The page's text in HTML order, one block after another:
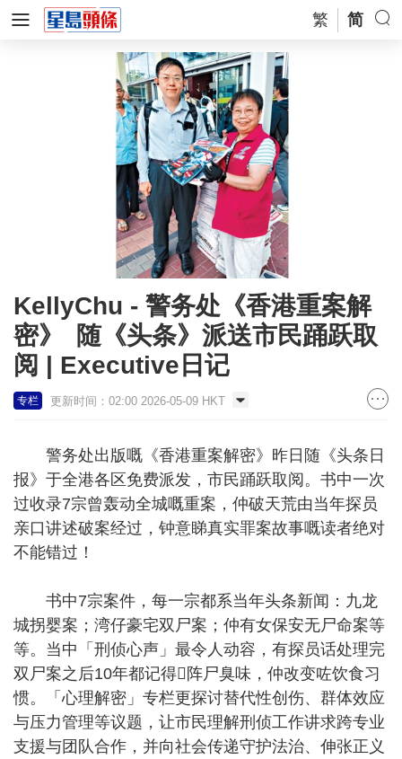
繁 简
KellyChu - 警务处《香港重案解
密》 随《头条》派送市民踊跃取
阅 | Executive日记
专栏 更新时间：02:00 2026-05-09 HKT
警务处出版嘅《香港重案解密》昨日随《头条日
报》于全港各区免费派发，市民踊跃取阅。书中一次
过收录7宗曾轰动全城嘅重案，仲破天荒由当年探员
亲口讲述破案经过，钟意睇真实罪案故事嘅读者绝对
不能错过！
书中7宗案件，每一宗都系当年头条新闻：九龙
城拐婴案；湾仔豪宅双尸案；仲有女保安无尸命案等
等。当中「刑侦心声」最令人动容，有探员话处理完
双尸案之后10年都记得𠮶阵尸臭味，仲改变咗饮食习
惯。「心理解密」专栏更探讨替代性创伤、群体效应
与压力管理等议题，让市民理解刑侦工作讲求跨专业
支援与团队合作，并向社会传递守护法治、伸张正义